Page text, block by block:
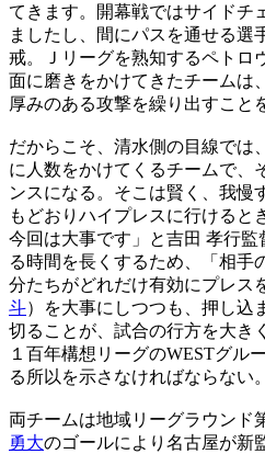
てきます。開幕戦ではサイドチ
ましたし、間にパスを通せる選
戒。Ｊリーグを熟知するペトロ
面に磨きをかけてきたチームは
厚みのある攻撃を繰り出すこと
だからこそ、清水側の目線では
に人数をかけてくるチームで、
ンスになる。そこは賢く、我慢
もどおりハイプレスに行けると
今回は大事です」と吉田 孝行
る時間を長くするため、「相手
分たちがどれだけ有効にプレス
斗）を大事にしつつも、押し込
切ることが、試合の行方を大き
１百年構想リーグのWESTグル
る所以を示さなければならない。
両チームは地域リーグラウンド
勇大のゴールにより名古屋が新